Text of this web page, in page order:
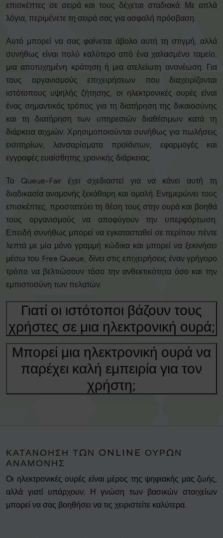
επισκέπτες σε σειρά και τους δέχεται σταδιακά. Με απλά
λόγια, περιμένετε τη σειρά σας για ασφαλή πρόσβαση.
Αυτό μπορεί να σας φαίνεται άβολο αυτή τη στιγμή, αλλά
συνήθως είναι πολύ καλύτερο από ένα χαλασμένο ταμείο,
μια αποτυχημένη κράτηση ή μια ατελείωτη ανανέωση. Για
τους οργανισμούς επιχειρήσεων που διαχειρίζονται
ιστότοπους υψηλής ζήτησης, οι ηλεκτρονικές ουρές είναι
ένας σημαντικός τρόπος για τη διατήρηση της δικαιοσύνης
και τη διατήρηση των υπηρεσιών διαθέσιμων κατά τη
διάρκεια αιχμών. Χρησιμοποιούνται συνήθως για πωλήσεις
εισιτηρίων, λανσαρίσματα προϊόντων, εφαρμογές και
εγγραφές ευαίσθητης χρονικής διάρκειας.
Το Queue-Fair έχει σχεδιαστεί για να κάνει αυτή τη
διαδικασία αναμονής ξεκάθαρη και ομαλή. Ενημερώνει τους
επισκέπτες, προστατεύει τη θέση τους στην ουρά και βοηθά
τους οργανισμούς να αποφύγουν την υπερφόρτωση.
Επειδή συνήθως μπορεί να εγκατασταθεί σε περίπου πέντε
λεπτά με μία μόνο γραμμή κώδικα και μπορεί να ξεκινήσει
μέσω του Free Queue, δίνει στις επιχειρήσεις έναν γρήγορο
τρόπο να βελτιώσουν τόσο την ανθεκτικότητα όσο και την
εμπιστοσύνη των πελατών.
Γιατί οι ιστότοποι βάζουν τους
χρήστες σε μια ηλεκτρονική ουρά;
Μπορεί μια ηλεκτρονική ουρά να
παρέχει καλή εμπειρία για τον
χρήστη;
ΚΑΤΑΝΌΗΣΗ ΤΩΝ ONLINE ΟΥΡΏΝ
ΑΝΑΜΟΝΉΣ
Οι ηλεκτρονικές ουρές είναι μέρος της ψηφιακής μας ζωής,
αλλά γιατί υπάρχουν; Η γνώση των βασικών στοιχείων
μπορεί να σας βοηθήσει να τις χειριστείτε καλύτερα.